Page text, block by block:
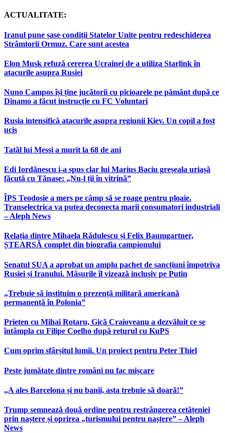
ACTUALITATE:
Iranul pune șase condiții Statelor Unite pentru redeschiderea
Strâmtorii Ormuz. Care sunt acestea
Elon Musk refuză cererea Ucrainei de a utiliza Starlink în
atacurile asupra Rusiei
Nuno Campos își ține jucătorii cu picioarele pe pământ după ce
Dinamo a făcut instrucție cu FC Voluntari
Rusia intensifică atacurile asupra regiunii Kiev. Un copil a fost
ucis
Tatăl lui Messi a murit la 68 de ani
Edi Iordănescu i-a spus clar lui Marius Baciu greșeala uriașă
făcută cu Tănase: „Nu-l ții în vitrină”
ÎPS Teodosie a mers pe câmp să se roage pentru ploaie.
Transelectrica va putea deconecta marii consumatori industriali
– Aleph News
Relația dintre Mihaela Rădulescu și Felix Baumgartner,
ȘTEARSĂ complet din biografia campionului
Senatul SUA a aprobat un amplu pachet de sancțiuni împotriva
Rusiei și Iranului. Măsurile îl vizează inclusiv pe Putin
„Trebuie să instituim o prezență militară americană
permanentă în Polonia”
Prieten cu Mihai Rotaru, Gică Craioveanu a dezvăluit ce se
întâmpla cu Filipe Coelho după returul cu KuPS
Cum oprim sfârșitul lumii. Un proiect pentru Peter Thiel
Peste jumătate dintre români nu fac mișcare
„A ales Barcelona și nu banii, asta trebuie să doară!”
Trump semnează două ordine pentru restrângerea cetățeniei
prin naștere și oprirea „turismului pentru naștere” – Aleph
News